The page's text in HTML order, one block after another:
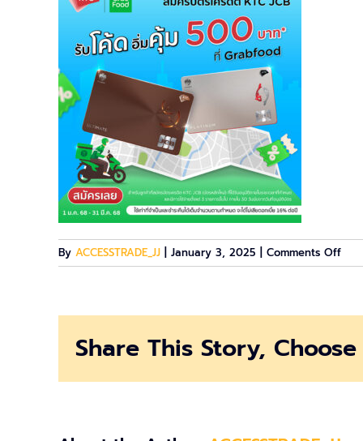
By ACCESSTRADE_JJ January 3, 2025 Comments Offon
–
Share This Story,